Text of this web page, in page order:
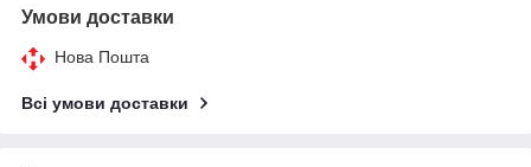
Умови доставки
Нова Пошта
Всі умови доставки